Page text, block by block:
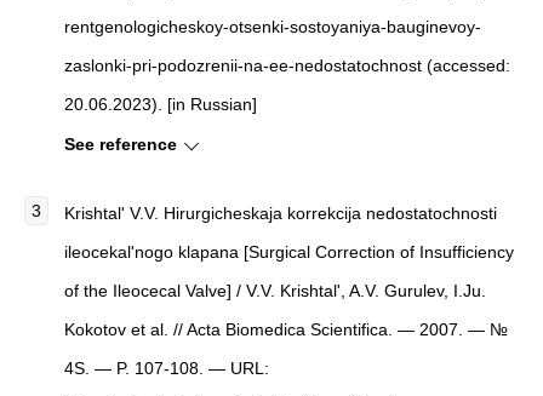
rentgenologicheskoy-otsenki-sostoyaniya-bauginevoy-
zaslonki-pri-podozrenii-na-ee-nedostatochnost (accessed:
20.06.2023). [in Russian]
See reference
Krishtal' V.V. Hirurgicheskaja korrekcija nedostatochnosti
ileocekal'nogo klapana [Surgical Correction of Insufficiency
of the Ileocecal Valve] / V.V. Krishtal', A.V. Gurulev, I.Ju.
Kokotov et al. // Acta Biomedica Scientifica. — 2007. — №
4S. — P. 107-108. — URL: